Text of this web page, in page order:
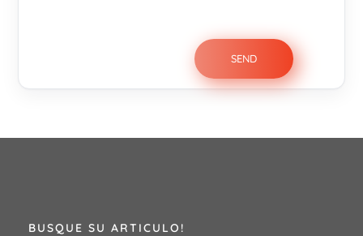
BUSQUE SU ARTICULO!